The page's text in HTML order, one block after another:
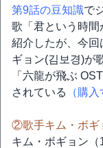
第9話の豆知識で
歌「君という時間
紹介したが、今
ギョン(김보경)が
「六龍が飛ぶ
されている
（購
②歌手キム・ボギ
キム・ボギョン